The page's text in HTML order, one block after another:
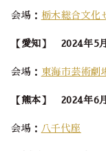
会場： 栃木総合文化
【愛知】 2024年5
会場： 東海市芸術劇
【熊本】 2024年6
会場： 八千代座